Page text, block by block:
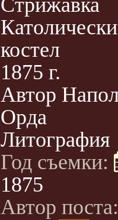
Стрижавка
костел
1875 г.
Автор
Орда
Литография
Год съемки:
1875
Автор